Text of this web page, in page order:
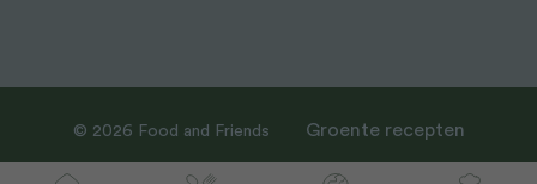
© 2026 Food and Friends Groente recepten